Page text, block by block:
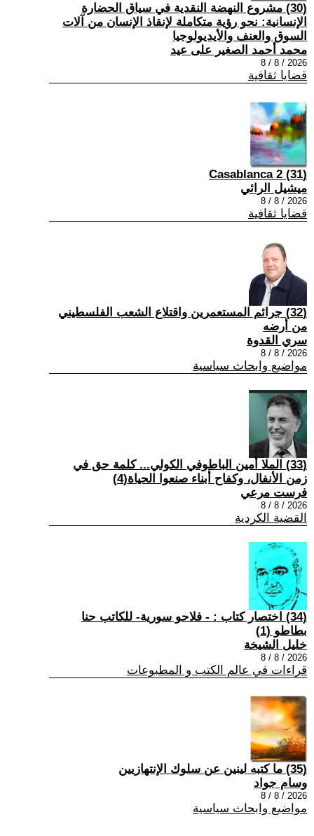
(30) مشروع النهضة النقدية في سياق الحضارة
الإنسانية: نحو رؤية متكاملة لإنقاذ الإنسان من آلات
السوق والعنف والأيديولوجيا
محمد أحمد الصغير على عيد
2026 / 8 / 8
قضايا ثقافية
(31) Casablanca 2
ميشيل الرائي
2026 / 8 / 8
قضايا ثقافية
(32) جرائم المستعمرين واقتلاع الشعب الفلسطيني
من أرضه
سري القدوة
2026 / 8 / 8
مواضيع وابحاث سياسية
(33) الملا أمين الباطوفي الكولي... كلمة حق في
زمن الأنفال، وكفاح أبناء صنعوا الحياة(4)
فرست مرعي
2026 / 8 / 8
القضية الكردية
(34) اختصار كتاب : - فلاحو سورية- للكاتب حنا
بطاطو (1)
خليل الشيخة
2026 / 8 / 8
قراءات في عالم الكتب و المطبوعات
(35) ما كتبه لينين عن سلوك الإنتهازيين
وسام جواد
2026 / 8 / 8
مواضيع وابحاث سياسية